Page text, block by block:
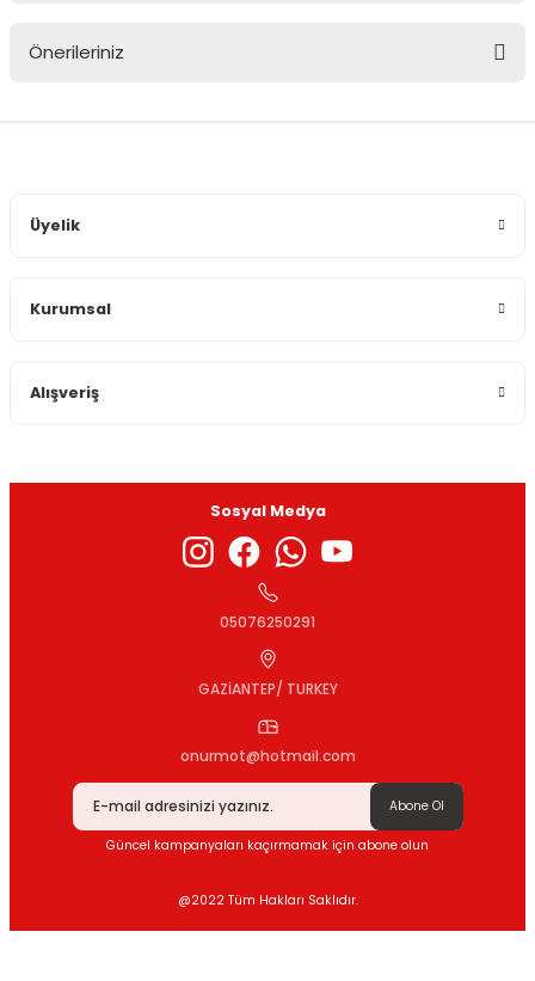
Önerileriniz
Ürün bilgilerinde hatalar bulunuyor.
Gönder
Üyelik
Kurumsal
Alışveriş
Sosyal Medya
05076250291
GAZİANTEP/ TURKEY
onurmot@hotmail.com
Abone Ol
Güncel kampanyaları kaçırmamak için abone olun
@2022 Tüm Hakları Saklıdır.